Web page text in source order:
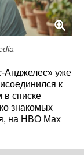
Анджелес» уже
к
в списке
знакомых
на HBO Max